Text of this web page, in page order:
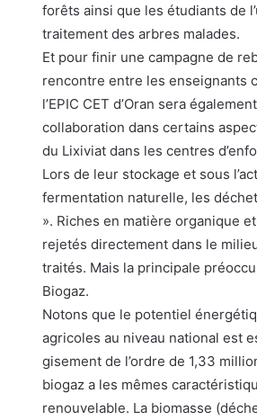
forêts ainsi que les étudiants de
traitement des arbres malades.
Et pour finir une campagne de
rencontre entre les enseignants
l’EPIC CET d’Oran sera
collaboration dans certains
du Lixiviat dans les centres
Lors de leur stockage et sous
fermentation naturelle, les
». Riches en matière organique
rejetés directement dans le
traités. Mais la principale
Biogaz.
Notons que le potentiel
agricoles au niveau national est
gisement de l’ordre de 1,33
biogaz a les mêmes
renouvelable. La biomasse